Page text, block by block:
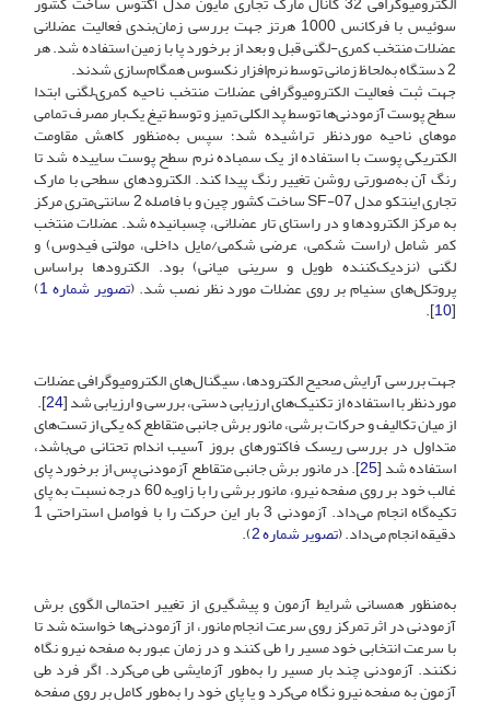
سوئیس با فرکانس 1000 هرتز جهت بررسی زمان‌بندی فعالیت عضلانی
عضلات منتخب کمری-لگنی قبل و بعد از برخورد پا با زمین استفاده شد. هر
2 دستگاه به‌لحاظ زمانی توسط نرم‌افزار نکسوس همگام‌سازی شدند.
جهت ثبت فعالیت الکترومیوگرافی عضلات منتخب ناحیه کمری–لگنی ابتدا
سطح پوست آزمودنی‌ها توسط پد الکلی تمیز و توسط تیغ یک‌بار مصرف تمامی
موهای ناحیه موردنظر تراشیده شد؛ سپس به‌منظور کاهش مقاومت
الکتریکی پوست با استفاده از یک سمباده نرم سطح پوست ساییده شد تا
رنگ آن به‌صورتی روشن تغییر رنگ پیدا کند. الکترودهای سطحی با مارک
تجاری اینتکو مدل SF-07 ساخت کشور چین و با فاصله 2 سانتی‌متری مرکز
به مرکز الکترودها و در راستای تار عضلانی، چسبانیده شد. عضلات منتخب
کمر شامل (راست شکمی، عرضی شکمی/مایل داخلی، مولتی فیدوس) و
لگنی (نزدیک‌کننده طویل و سرینی میانی) بود. الکترودها براساس
پروتکل‌های سنیام بر روی عضلات مورد نظر نصب شد. (تصویر شماره 1 )
[
10
].
جهت بررسی آرایش صحیح الکترودها، سیگنال‌های الکترومیوگرافی عضلات
موردنظر با استفاده از تکنیک‌های ارزیابی دستی، بررسی و ارزیابی شد [24
].
از میان تکالیف و حرکات برشی، مانور برش جانبی متقاطع که یکی از تست‌های
متداول در بررسی ریسک فاکتورهای بروز آسیب اندام تحتانی می‌باشد،
استفاده شد [25]. در مانور برش جانبی متقاطع آزمودنی پس از برخورد پای
غالب خود بر روی صفحه نیرو، مانور برشی را با زاویه 60 درجه نسبت به پای
تکیه‌گاه انجام می‌داد. آزمودنی 3 بار این حرکت را با فواصل استراحتی 1
دقیقه انجام می‌داد. (تصویر شماره 2 ).
به‌منظور همسانی شرایط آزمون و پیشگیری از تغییر احتمالی الگوی برش
آزمودنی در اثر تمرکز روی سرعت انجام مانور، از آزمودنی‌ها خواسته شد تا
با سرعت انتخابی خود مسیر را طی کنند و در زمان عبور به صفحه نیرو نگاه
نکنند. آزمودنی چند بار مسیر را به‌طور آزمایشی طی می‌کرد. اگر فرد طی
آزمون به صفحه نیرو نگاه می‌کرد و یا پای خود را به‌طور کامل بر روی صفحه